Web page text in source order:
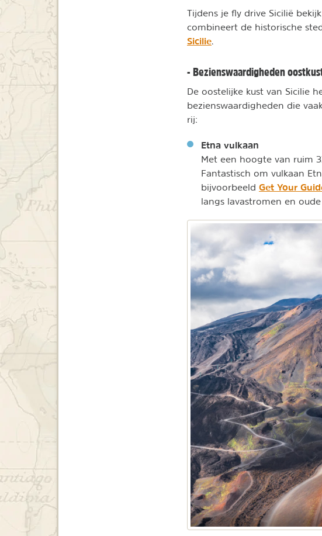
Tijdens je fly drive Sicilië
combineert de historische
Sicilie
- Bezienswaardigheden
De oostelijke kust van Sicilie
bezienswaardigheden die
rij:
Etna vulkaan
Met een hoogte van ruim
Fantastisch om vulkaan
bijvoorbeeld Get Your
langs lavastromen en oude